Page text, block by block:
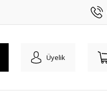
Üyelik